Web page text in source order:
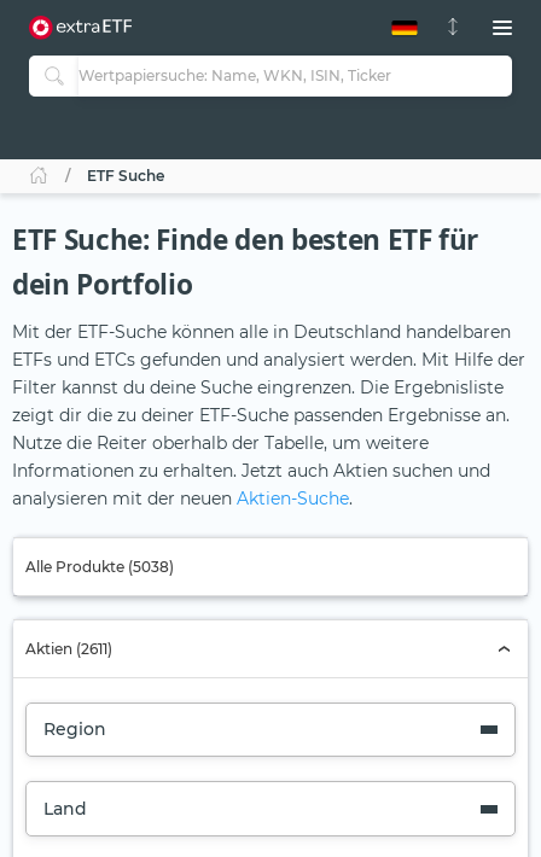
ETF-Guide 2.0
Guide Aktive ETFs
ETF-Sparpläne
ETF Suche
ETF Suche: Finde den besten ETF für
dein Portfolio
Mit der ETF-Suche können alle in Deutschland handelbaren
ETFs und ETCs gefunden und analysiert werden. Mit Hilfe der
Filter kannst du deine Suche eingrenzen. Die Ergebnisliste
zeigt dir die zu deiner ETF-Suche passenden Ergebnisse an.
Nutze die Reiter oberhalb der Tabelle, um weitere
Informationen zu erhalten. Jetzt auch Aktien suchen und
analysieren mit der neuen Aktien-Suche.
Alle Produkte (5038)
Aktien (2611)
Region
Land